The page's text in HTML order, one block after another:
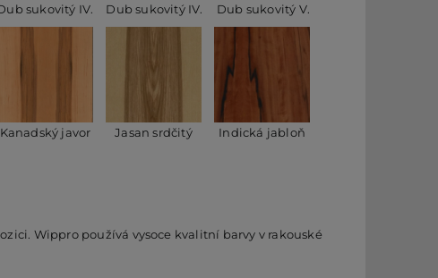
sukovitý IV. Dub sukovitý IV. Dub sukovitý V.
Kanadský javor Jasan srdčitý Indická jabloň
Wippro používá vysoce kvalitní barvy v rakouské